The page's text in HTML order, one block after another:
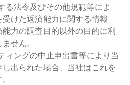
る法令及びその他規範等によ
けた返済能力に関する情報
力の調査目的以外の目的に利
せん。
ィングの中止申出書等により当
出られた場合、当社はこれを